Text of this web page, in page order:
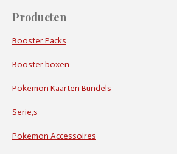
Producten
Booster Packs
Booster boxen
Pokemon Kaarten Bundels
Serie,s
Pokemon Accessoires